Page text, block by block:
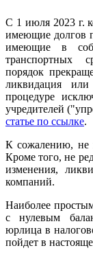
С 1 июля 2023 г.
имеющие долгов
имеющие в
транспортных
порядок
ликвидация
процедуре
учредителей
статье по ссылке.
К сожалению, не
Кроме того, не
изменения,
компаний.
Наиболее
с нулевым
юрлица в
пойдет в